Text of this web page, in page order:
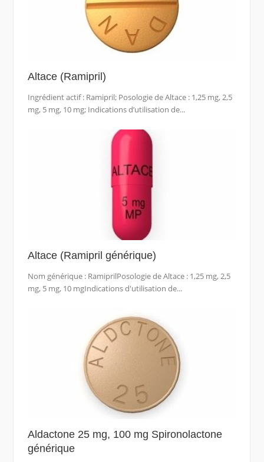
Altace (Ramipril)
Ingrédient actif : Ramipril; Posologie de Altace : 1,25 mg, 2,5
mg, 5 mg, 10 mg; Indications d’utilisation de...
Altace (Ramipril générique)
Nom générique : RamiprilPosologie de Altace : 1,25 mg, 2,5
mg, 5 mg, 10 mgIndications d'utilisation de...
Aldactone 25 mg, 100 mg Spironolactone
générique